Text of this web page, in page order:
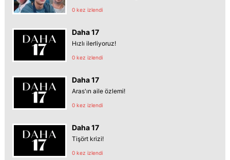
0 kez izlendi
Daha 17
Hızlı ilerliyoruz!
0 kez izlendi
Daha 17
Aras'ın aile özlemi!
0 kez izlendi
Daha 17
Tişört krizi!
0 kez izlendi